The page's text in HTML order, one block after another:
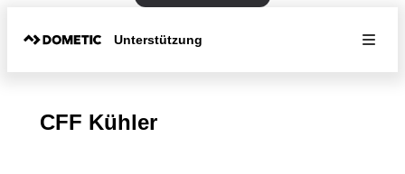
Unterstützung
CFF Kühler